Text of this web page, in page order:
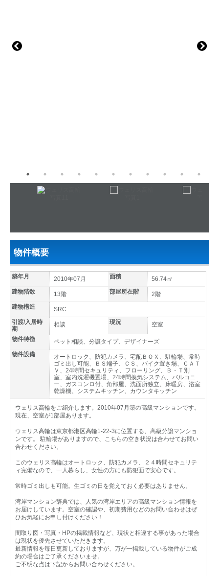
物件概要
築年月 2010年07月 面積
56.74㎡
建物階数
13階 部屋所在階
2階
建物構造
SRC
引渡/入居時
期
相談 現況 空室
物件特徴
ペット相談、分譲タイプ、デザイナーズ
物件設備
オートロック、防犯カメラ、宅配ＢＯＸ、駐輪場、常時
ゴミ出し可能、ＢＳ端子、ＣＳ、バイク置き場、ＣＡＴ
Ｖ、24時間セキュリティ、フローリング、Ｂ・Ｔ別
室、室内洗濯機置場、24時間換気システム、バルコニ
ー、ガスコンロ付、角部屋、洗面所独立、床暖房、浴室
乾燥機、システムキッチン、カウンタキッチン
ウェリス高輪をご紹介します。2010年07月築の高級マンションです。
現在、空室が1部屋あります。
ウェリス高輪は東京都港区高輪1-22-3に位置する、高級分譲マンショ
ンです。 駐輪場がありますので、こちらの空き状況は合わせてお問い
合わせください。
このウェリス高輪はオートロック、防犯カメラ、２４時間セキュリテ
ィ完備なので、一人暮らし、女性の方にも防犯面で安心です。
常時ゴミ出しも可能。生ゴミの日を覚えておく必要はありません。
湾岸マンション辞典では、人気の湾岸エリアの高級マンション情報を
お届けしています。空室の確認や、初期費用などのお問い合わせはぜ
ひお気軽にお申し付けください！
間取り図・写真・HPの掲載情報など、現状と相違する事があった場合
は現状を優先させていただきます。
最新情報を毎日更新しておりますが、万が一掲載している物件がご成
約の場合はご了承くださいませ。
ご不明な点は下記からお問い合わせください。